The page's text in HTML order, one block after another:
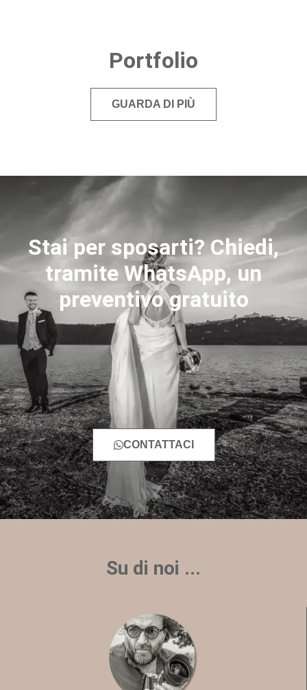
Portfolio
GUARDA DI PIÙ
Stai per sposarti? Chiedi,
tramite WhatsApp, un
preventivo gratuito
CONTATTACI
Su di noi ...